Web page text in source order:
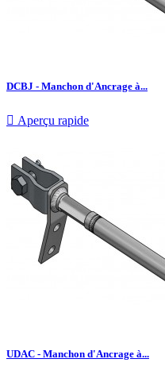
DCBJ - Manchon d'Ancrage à...
 Aperçu rapide
UDAC - Manchon d'Ancrage à...